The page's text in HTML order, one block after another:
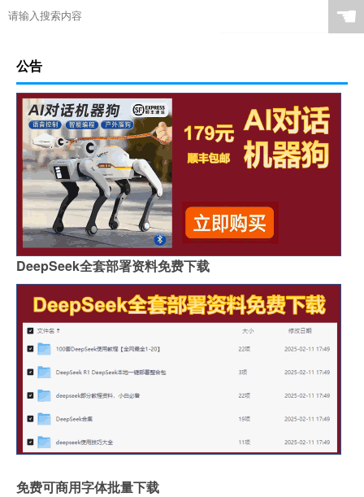
☚
公告
DeepSeek全套部署资料免费下载
免费可商用字体批量下载